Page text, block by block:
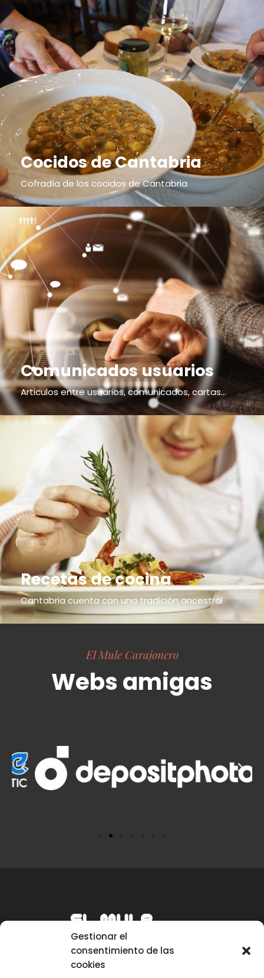
Gestionar el
consentimiento de las
cookies
Cocidos de Cantabria
Cofradía de los cocidos de Cantabria
Comunicados usuarios
Articulos entre usuarios, comunicados, cartas...
Recetas de cocina
Cantabria cuenta con una tradición ancestral
El Mule Carajonero
Webs amigas